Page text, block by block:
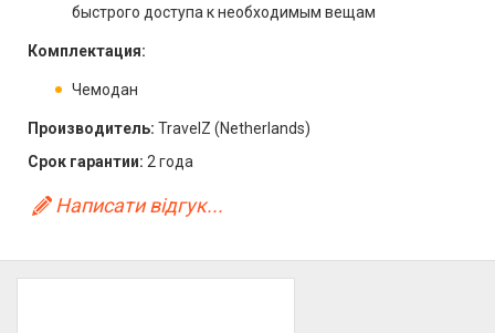
быстрого доступа к необходимым вещам
Комплектация:
Чемодан
Производитель: TravelZ (Netherlands)
Срок гарантии: 2 года
Написати відгук...